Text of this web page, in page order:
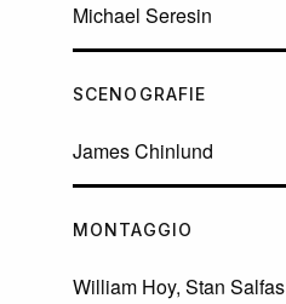
Michael Seresin
SCENOGRAFIE
James Chinlund
MONTAGGIO
William Hoy, Stan Salfas